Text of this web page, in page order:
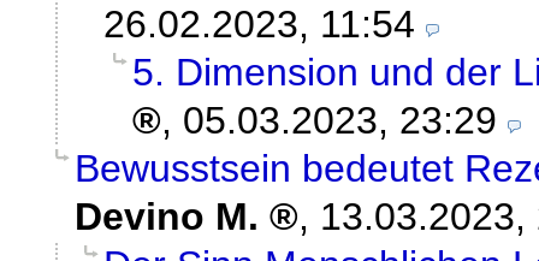
26.02.2023, 11:54
5. Dimension und der
, 05.03.2023, 23:29
Bewusstsein bedeutet
Devino M.
, 13.03.2023,